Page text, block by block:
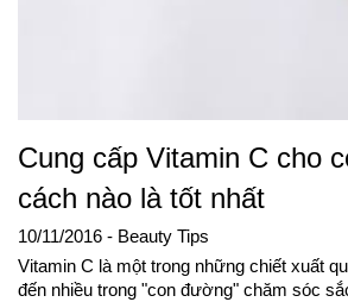
Cung cấp Vitamin C cho
cách nào là tốt nhất
10/11/2016 - Beauty Tips
Vitamin C là một trong những chiết xuất
đến nhiều trong "con đường" chăm sóc